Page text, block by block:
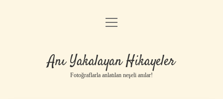
Anasayfa
Yasal Uyarı
menüyü
Anı Yakalayan Hikayeler
Fotoğraflarla anlatılan neşeli anılar!